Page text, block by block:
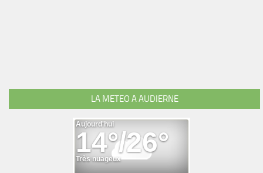
LA METEO A AUDIERNE